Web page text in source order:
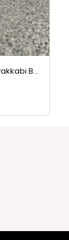
Taşlı Bağcıklı Kadın Triko Spor Ayakkabı Beyaz